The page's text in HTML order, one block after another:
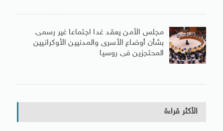
مجلس الأمن يعقد غدا اجتماعا غير رسمى
بشأن أوضاع الأسرى والمدنيين الأوكرانيين
المحتجزين فى روسيا
الأكثر قراءة